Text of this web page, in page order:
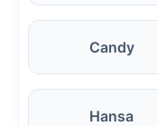
Candy
Hansa